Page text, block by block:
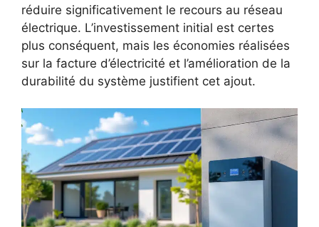
réduire significativement le recours au réseau
électrique. L’investissement initial est certes
plus conséquent, mais les économies réalisées
sur la facture d’électricité et l’amélioration de la
durabilité du système justifient cet ajout.